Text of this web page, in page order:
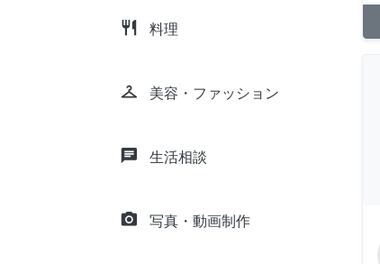
restaurant 料理
checkroom 美容・ファッション
chat 生活相談
camera_alt 写真・動画制作